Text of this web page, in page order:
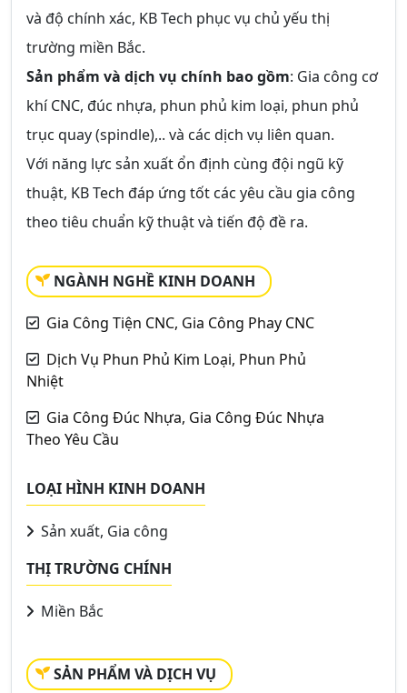
và độ chính xác, KB Tech phục vụ chủ yếu thị
trường miền Bắc.
Sản phẩm và dịch vụ chính bao gồm: Gia công cơ
khí CNC, đúc nhựa, phun phủ kim loại, phun phủ
trục quay (spindle),.. và các dịch vụ liên quan.
Với năng lực sản xuất ổn định cùng đội ngũ kỹ
thuật, KB Tech đáp ứng tốt các yêu cầu gia công
theo tiêu chuẩn kỹ thuật và tiến độ đề ra.
NGÀNH NGHỀ KINH DOANH
Gia Công Tiện CNC, Gia Công Phay CNC
Dịch Vụ Phun Phủ Kim Loại, Phun Phủ
Nhiệt
Gia Công Đúc Nhựa, Gia Công Đúc Nhựa
Theo Yêu Cầu
LOẠI HÌNH KINH DOANH
Sản xuất, Gia công
THỊ TRƯỜNG CHÍNH
Miền Bắc
SẢN PHẨM VÀ DỊCH VỤ